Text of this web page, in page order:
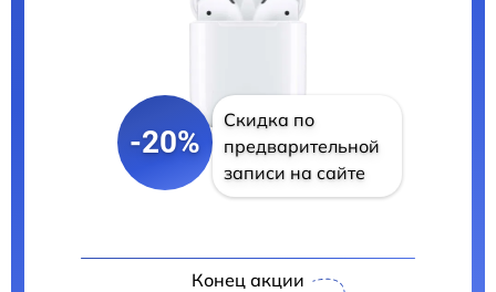
-20%
Скидка по
предварительной
записи на сайте
Конец акции